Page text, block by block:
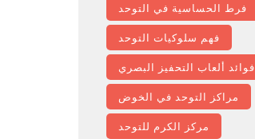
فرط الحساسية في التوحد
فهم سلوكيات التوحد
فوائد ألعاب التحفيز البصري
مراكز التوحد في الخوض
مركز الكرم للتوحد